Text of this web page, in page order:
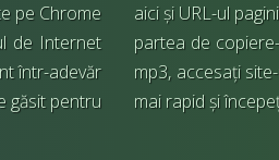
pe Chrome
de Internet
într-adevăr
găsit pentru
aici și URL-ul
partea de
mp3, accesați
mai rapid și